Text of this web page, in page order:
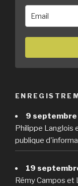
9
Philippe Langlois
publique
19
Rémy Campos et